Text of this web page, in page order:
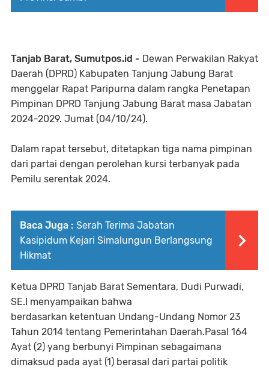
Tanjab Barat, Sumutpos.id - Dewan Perwakilan Rakyat
Daerah (DPRD) Kabupaten Tanjung Jabung Barat
menggelar Rapat Paripurna dalam rangka Penetapan
Pimpinan DPRD Tanjung Jabung Barat masa Jabatan
2024-2029. Jumat (04/10/24).
Dalam rapat tersebut, ditetapkan tiga nama pimpinan
dari partai dengan perolehan kursi terbanyak pada
Pemilu serentak 2024.
Baca Juga : Serah Terima Jabatan
Kasipidum Kejari Simalungun Berlangsung
Hikmat
Ketua DPRD Tanjab Barat Sementara, Dudi Purwadi,
SE.I menyampaikan bahwa
berdasarkan ketentuan Undang-Undang Nomor 23
Tahun 2014 tentang Pemerintahan Daerah.Pasal 164
Ayat (2) yang berbunyi Pimpinan sebagaimana
dimaksud pada ayat (1) berasal dari partai politik